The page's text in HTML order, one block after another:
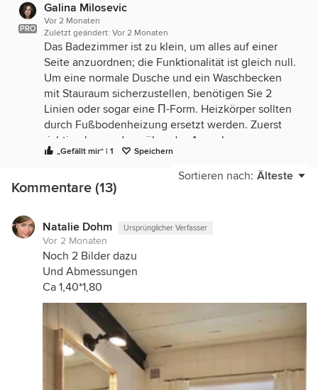
PRO
Galina Milosevic
Vor 2 Monaten
Zuletzt geändert: Vor 2 Monaten
Das Badezimmer ist zu klein, um alles auf einer
Seite anzuordnen; die Funktionalität ist gleich null.
Um eine normale Dusche und ein Waschbecken
mit Stauraum sicherzustellen, benötigen Sie 2
Linien oder sogar eine П-Form. Heizkörper sollten
durch Fußbodenheizung ersetzt werden. Zuerst
richtig planen, dann über das Aussehen
nachdenken. Mit Sprossenfenstern und einer
Holzdecke lässt sich etwas Einzigartiges gestalten!
Die Maße stimmen nicht mit der Skizze überein.
jedoch kaum möglich.
„Gefällt mir“ | 1 Speichern
Sortieren nach: Älteste
Kommentare (13)
Natalie Dohm Ursprünglicher Verfasser
Vor 2 Monaten
Noch 2 Bilder dazu
Und Abmessungen
Ca 1,40*1,80